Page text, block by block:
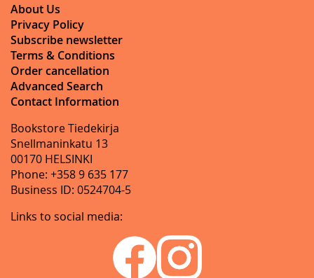
About Us
Privacy Policy
Subscribe newsletter
Terms & Conditions
Order cancellation
Advanced Search
Contact Information
Bookstore Tiedekirja
Snellmaninkatu 13
00170 HELSINKI
Phone: +358 9 635 177
Business ID: 0524704-5
Links to social media: